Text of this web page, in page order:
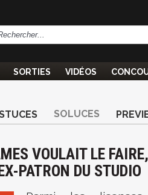
SORTIES VIDÉOS
SOLUCES
VOULAIT LE
PATRON DU STUDIO